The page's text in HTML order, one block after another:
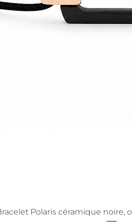
Polaris céramique noire,